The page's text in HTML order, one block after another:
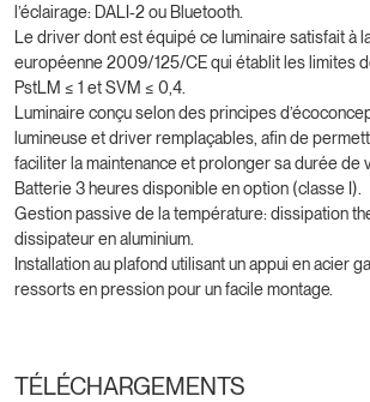
l’éclairage: DALI-2 ou Bluetooth.
Le driver dont est équipé ce luminaire satisfait à
européenne 2009/125/CE qui établit les limites
PstLM ≤ 1 et SVM ≤ 0,4.
Luminaire conçu selon des principes
lumineuse et driver remplaçables, afin de
faciliter la maintenance et prolonger sa durée de
Batterie 3 heures disponible en option (classe I).
Gestion passive de la température: dissipation
dissipateur en aluminium.
Installation au plafond utilisant un appui en acier
ressorts en pression pour un facile montage.
TÉLÉCHARGEMENTS